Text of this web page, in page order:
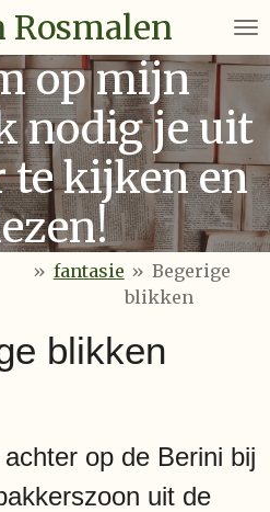
Rosmalen
op mijn
nodig je uit
te kijken en
» fantasie » Begerige
blikken
blikken
op de Berini bij
uit de